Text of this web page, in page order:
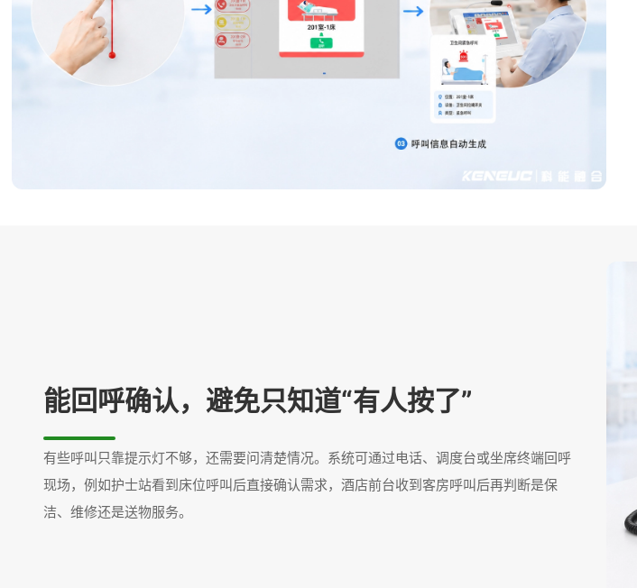
能回呼确认，避免只知道“有人按了”
有些呼叫只靠提示灯不够，还需要问清楚情况。系统可通过电话、调度台或坐席终端回呼
现场，例如护士站看到床位呼叫后直接确认需求，酒店前台收到客房呼叫后再判断是保
洁、维修还是送物服务。